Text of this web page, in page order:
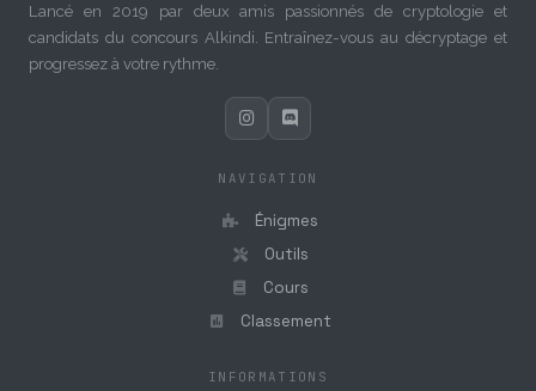
Lancé en 2019 par deux amis passionnés de cryptologie et
candidats du concours Alkindi. Entraînez-vous au décryptage et
progressez à votre rythme.
NAVIGATION
Énigmes
Outils
Cours
Classement
INFORMATIONS